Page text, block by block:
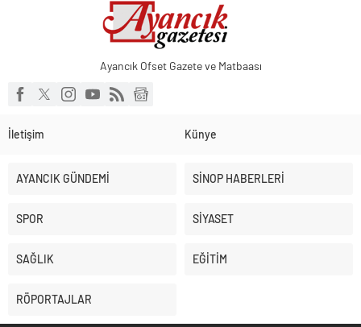
Ayancık Ofset Gazete ve Matbaası
İletişim Künye
AYANCIK GÜNDEMİ SİNOP HABERLERİ
SPOR SİYASET
SAĞLIK EĞİTİM
RÖPORTAJLAR